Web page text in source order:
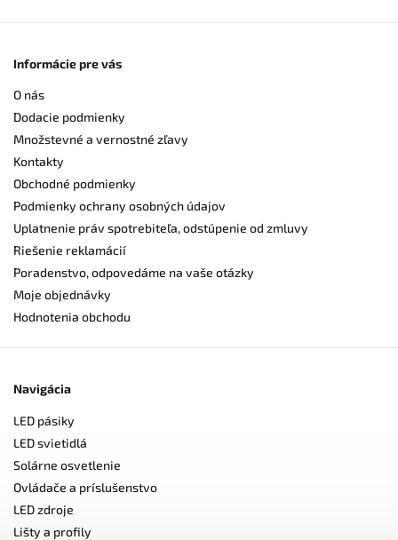
Informácie pre vás
O nás
Dodacie podmienky
Množstevné a vernostné zľavy
Kontakty
Obchodné podmienky
Podmienky ochrany osobných údajov
Uplatnenie práv spotrebiteľa, odstúpenie od zmluvy
Riešenie reklamácií
Poradenstvo, odpovedáme na vaše otázky
Moje objednávky
Hodnotenia obchodu
Navigácia
LED pásiky
LED svietidlá
Solárne osvetlenie
Ovládače a príslušenstvo
LED zdroje
Lišty a profily